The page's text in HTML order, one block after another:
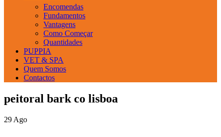
Encomendas
Fundamentos
Vantagens
Como Começar
Quantidades
PUPPIA
VET & SPA
Quem Somos
Contactos
peitoral bark co lisboa
29 Ago